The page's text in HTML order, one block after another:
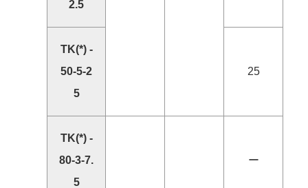
2.5
TK(*) -
50-5-2
5
25
TK(*) -
80-3-7.
5
ー